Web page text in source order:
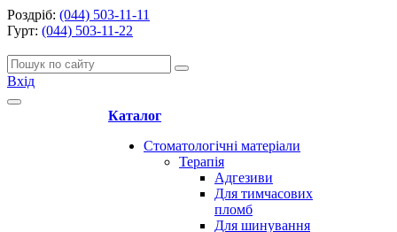
Роздріб: (044) 503-11-11
Гурт: (044) 503-11-22
Вхід
Каталог
Стоматологічні матеріали
Терапія
Адгезиви
Для тимчасових
пломб
Для шинування